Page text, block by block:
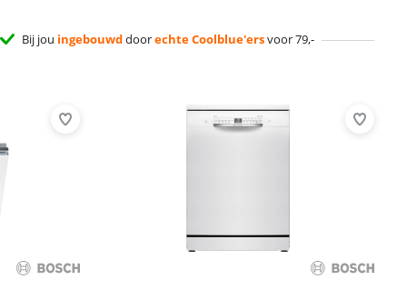
Bij jou ingebouwddoorechte Coolblue'ersvoor 79,-